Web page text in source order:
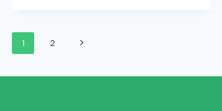
1 2